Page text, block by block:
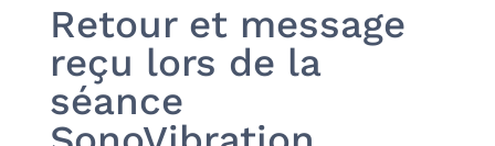
Retour et message
reçu lors de la
séance